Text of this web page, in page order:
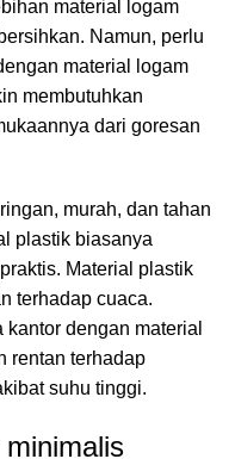
material logam
Namun, perlu
material logam
membutuhkan
dari goresan
murah, dan tahan
plastik biasanya
Material plastik
terhadap cuaca.
dengan material
rentan terhadap
suhu tinggi.